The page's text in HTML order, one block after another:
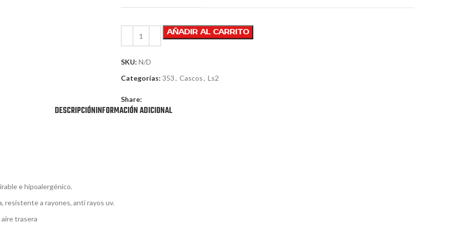
AÑADIR AL CARRITO
SKU: N/D
Categorías: 353, Cascos, Ls2
Share:
DESCRIPCIÓNINFORMACIÓN ADICIONAL
e hipoalergénico.
resistente a rayones, anti rayos uv.
trasera